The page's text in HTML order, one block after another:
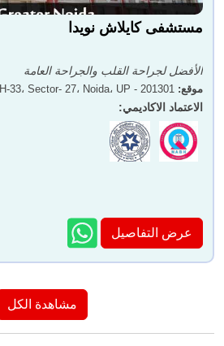
مستشفى كايلاش نويدا
الأفضل لجراحة القلب والجراحة العامة
موقع: H-33، Sector- 27، Noida، UP - 201301
الاعتماد الاكاديمي:
عرض التفاصيل
مشاهدة الكل